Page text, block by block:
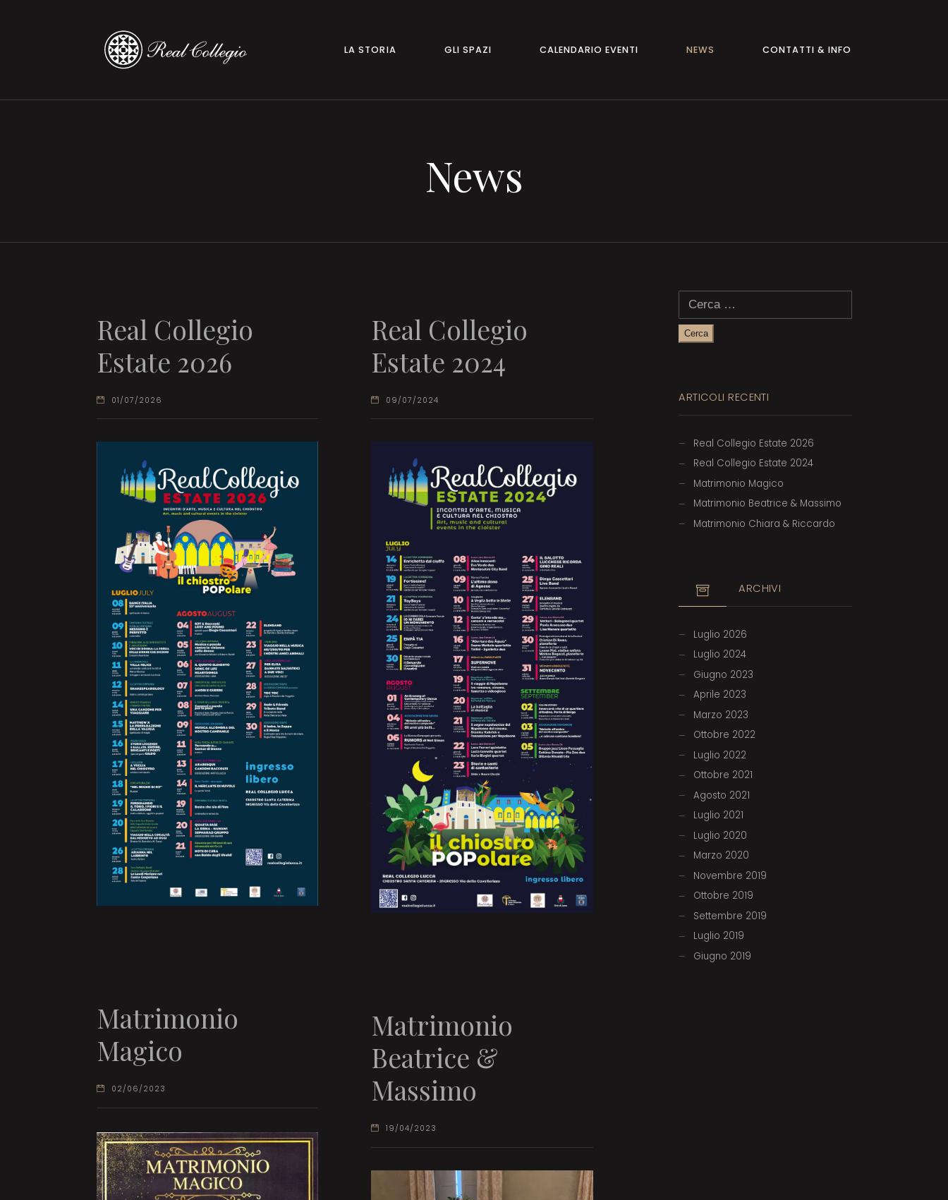
LA STORIA GLI SPAZI CALENDARIO EVENTI NEWS CONTATTI & INFO
News
Real Collegio
Estate 2026
01/07/2026
Real Collegio
Estate 2024
09/07/2024
Matrimonio
Magico
02/06/2023
Matrimonio
Beatrice &
Massimo
19/04/2023
per:
ARTICOLI RECENTI
Real Collegio Estate 2026
Real Collegio Estate 2024
Matrimonio Magico
Matrimonio Beatrice & Massimo
Matrimonio Chiara & Riccardo
ARCHIVI
Luglio 2026
Luglio 2024
Giugno 2023
Aprile 2023
Marzo 2023
Ottobre 2022
Luglio 2022
Ottobre 2021
Agosto 2021
Luglio 2021
Luglio 2020
Marzo 2020
Novembre 2019
Ottobre 2019
Settembre 2019
Luglio 2019
Giugno 2019